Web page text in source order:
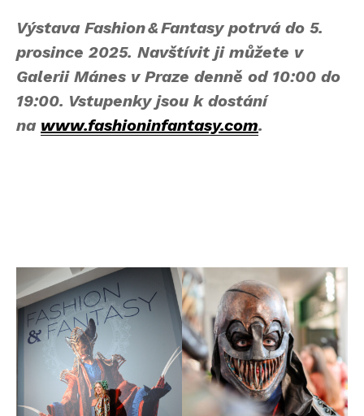
Výstava Fashion & Fantasypotrvá do 5.
prosince 2025. Navštívit ji můžete v
Galerii Mánes v Praze denně od 10:00 do
19:00. Vstupenky jsou k dostání
na www.fashioninfantasy.com.